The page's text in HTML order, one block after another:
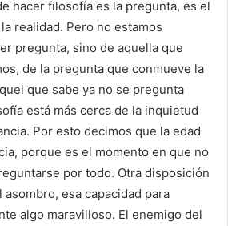
hacer filosofía es la pregunta, es el
realidad. Pero no estamos
pregunta, sino de aquella que
de la pregunta que conmueve la
que sabe ya no se pregunta
está más cerca de la inquietud
Por esto decimos que la edad
porque es el momento en que no
por todo. Otra disposición
esa capacidad para
algo maravilloso. El enemigo del